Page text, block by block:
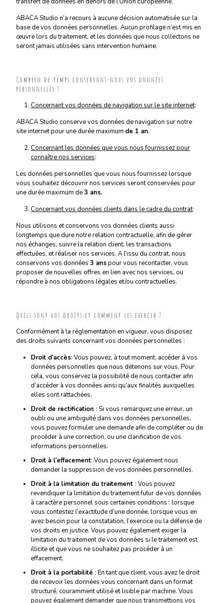
ABACA Studio n’a recours à aucune décision automatisée sur la
base de vos données personnelles. Aucun profilage n’est mis en
œuvre lors du traitement, et les données que nous collectons ne
seront jamais utilisées sans intervention humaine.
Combien de temps conservons-nous vos données
personnelles ?
Concernant vos données de navigation sur le site internet:
ABACA Studio conserve vos données de navigation sur notre
site internet pour une durée maximum de 1 an.
Concernant les données que vous nous fournissez pour
connaître nos services:
Les données personnelles que vous nous fournissez lorsque
vous souhaitez découvrir nos services seront conservées pour
une durée maximum de3 ans.
Concernant vos données clients dans le cadre du contrat:
Nous utilisons et conservons vos données clients aussi
longtemps que dure notre relation contractuelle, afin de gérer
nos échanges, suivre la relation client, les transactions
effectuées, et réaliser nos services. A l’issu du contrat, nous
conservons vos données 3 anspour vous recontacter, vous
proposer de nouvelles offres en lien avec nos services, ou
répondre à nos obligations légales et/ou contractuelles.
Quels sont vos droits et comment les exercer ?
Conformément à la réglementation en vigueur, vous disposez
des droits suivants concernant vos données personnelles :
Droit d’accès: Vous pouvez, à tout moment, accéder à vos
données personnelles que nous détenons sur vous. Pour
cela, vous conservez la possibilité de nous contacter afin
d’accéder à vos données ainsi qu’aux finalités auxquelles
elles sont rattachées.
Droit de rectification : Si vous remarquez une erreur, un
oubli ou une ambiguïté dans vos données personnelles,
vous pouvez formuler une demande afin de compléter ou de
procéder à une correction, ou une clarification de vos
informations personnelles.
Droit à l’effacement: Vous pouvez également nous
demander la suppression de vos données personnelles.
Droit à la limitation du traitement : Vous pouvez
revendiquer la limitation du traitement futur de vos données
à caractère personnel sous certaines conditions : lorsque
vous contestez l’exactitude d’une donnée, lorsque vous en
avez besoin pour la constatation, l’exercice ou la défense de
vos droits en justice. Vous pouvez également exiger la
limitation du traitement de vos données si le traitement est
illicite et que vous ne souhaitez pas procéder à un
effacement.
Droit à la portabilité : En tant que client, vous avez le droit
de recevoir les données vous concernant dans un format
structuré, couramment utilisé et lisible par machine. Vous
pouvez également demander que nous transmettions vos